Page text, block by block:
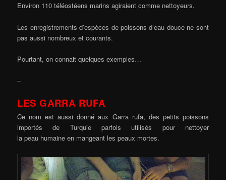
Environ 110 téléostéens marins agiraient comme nettoyeurs.
Les enregistrements d’espèces de poissons d’eau douce ne sont
pas aussi nombreux et courants.
Pourtant, on connait quelques exemples…
–
LES GARRA RUFA
Ce nom est aussi donné aux Garra rufa, des petits poissons
importés de Turquie parfois utilisés pour nettoyer
la peau humaine en mangeant les peaux mortes.